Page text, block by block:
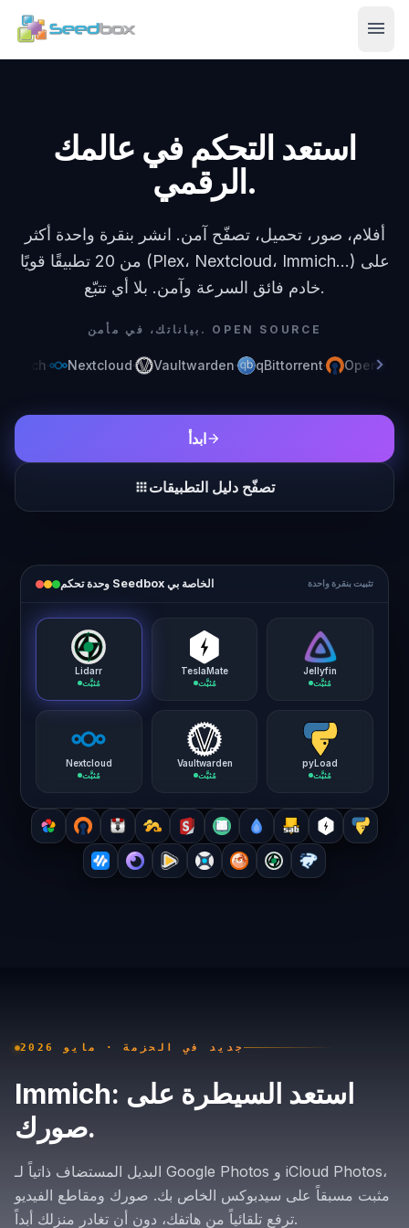
menu
استعد التحكم في عالمك
الرقمي.
أفلام، صور، تحميل، تصفّح آمن. انشر بنقرة واحدة أكثر
من 20 تطبيقًا قويًا (Plex، Nextcloud، Immich...) على
خادم فائق السرعة وآمن. بلا أي تتبّع.
بياناتك، في مأمن. OPEN SOURCE
Nextcloud· Vaultwarden· qBittorrent· OpenVPN
chevron_right
ابدأarrow_forward
appsتصفّح دليل التطبيقات
وحدة تحكم Seedbox الخاصة بي تثبيت بنقرة واحدة
Lidarr
مُثبَّت
TeslaMate
مُثبَّت
Jellyfin
مُثبَّت
Vaultwarden
مُثبَّت
pyLoad
مُثبَّت
جديد في الحزمة · مايو 2026
Immich: استعد السيطرة على
صورك.
البديل المستضاف ذاتياً لـ Google Photos و iCloud Photos،
مثبت مسبقاً على سيدبوكس الخاص بك. صورك ومقاطع الفيديو
ترفع تلقائياً من هاتفك، دون أن تغادر منزلك أبداً.